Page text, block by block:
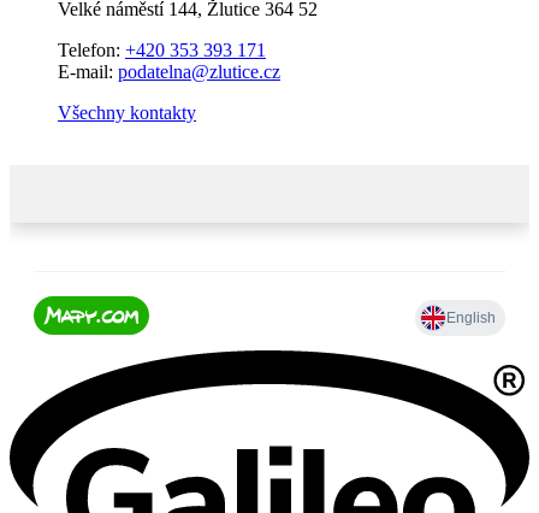
Velké náměstí 144, Žlutice 364 52
Telefon: +420 353 393 171
E-mail: podatelna@zlutice.cz
Všechny kontakty